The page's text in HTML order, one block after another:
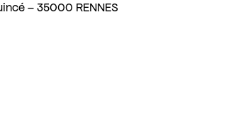
– 35000 RENNES